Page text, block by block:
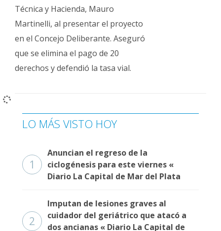
Técnica y Hacienda, Mauro
Martinelli, al presentar el proyecto
en el Concejo Deliberante. Aseguró
que se elimina el pago de 20
derechos y defendió la tasa vial.
LO MÁS VISTO HOY
1
Anuncian el regreso de la
ciclogénesis para este viernes «
Diario La Capital de Mar del Plata
2
Imputan de lesiones graves al
cuidador del geriátrico que atacó a
dos ancianas « Diario La Capital de